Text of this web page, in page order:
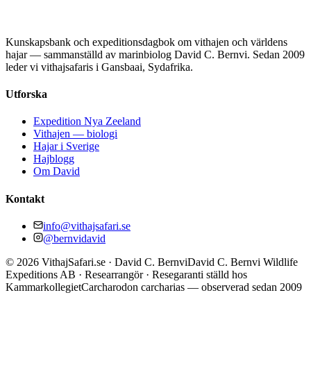
Kunskapsbank och expeditionsdagbok om vithajen och världens
hajar — sammanställd av marinbiolog David C. Bernvi. Sedan 2009
leder vi vithajsafaris i Gansbaai, Sydafrika.
Utforska
Expedition Nya Zeeland
Vithajen — biologi
Hajar i Sverige
Hajblogg
Om David
Kontakt
info@vithajsafari.se
@bernvidavid
© 2026 VithajSafari.se · David C. BernviDavid C. Bernvi Wildlife
Expeditions AB · Researrangör · Resegaranti ställd hos
KammarkollegietCarcharodon carcharias — observerad sedan 2009